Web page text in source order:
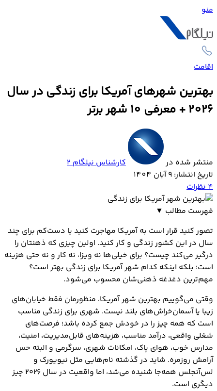
منو
اقامت
بهترین شهرهای آمریکا برای زندگی در سال
2026 + معرفی 10 شهر برتر
منتشر شده در
کارشناس نیلگام 2
تاریخ انتشار: 9 آبان 1404
4نظرات
فهرست مطالب ▼
1. ناپرویل - ایلینوی | Naperville, Illinois
2. وودلندز – تگزاس | The Woodlands, Texas
3. کمبریج – ماساچوست | Cambridge, Massachusetts
4. آرلینگتون – ویرجینیا | Arlington, Virginia
5. ارواین – کالیفرنیا | Irvine, California
7. کلمبیا – مریلند | Columbia, Maryland
8. اوورلند پارک – کانزاس | Overland Park, Kansas
9. بلویو – واشنگتن | Bellevue, Washington
10. برکلی – کالیفرنیا | Berkeley, California
تصور کنید قرار است به آمریکا مهاجرت کنید یا دست‌کم برای چند
سال در این کشور زندگی و کار کنید. اولین چیزی که ذهنتان را
درگیر می‌کند چیست؟ برای خیلی‌ها نه ویزا، نه کار و نه حتی هزینه
است؛ بلکه اینکه کدام شهر آمریکا برای زندگی بهتر است؟
مهم‌ترین دغدغه ذهنی‌شان محسوب می‌شود.
وقتی می‌گوییم بهترین شهر آمریکا، منظورمان فقط خیابان‌های
زیبا یا آسمان‌خراش‌های بلند نیست. شهری برای زندگی مناسب
است که همه چیز را در خودش جمع کرده باشد؛ فرصت‌های
شغلی واقعی، درآمد مناسب، هزینه‌های قابل‌مدیریت، امنیت،
مدارس خوب، هوای پاک، امکانات شهری، سرگرمی و البته حس
آرامش روزمره. شاید در گذشته نام‌هایی مثل نیویورک و
لس‌آنجلس همه‌جا شنیده می‌شد، اما واقعیت در سال ۲۰۲۶ چیز
دیگری است.